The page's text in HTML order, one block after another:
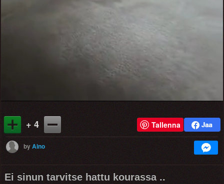
+ 4 Tallenna
byAino
Ei sinun tarvitse hattu kourassa ..